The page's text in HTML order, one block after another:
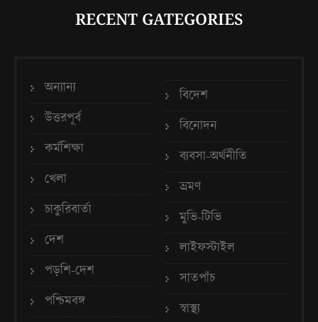
RECENT GATEGORIES
অন্যান্য
উত্তরপূর্ব
কর্মশিক্ষা
খেলা
চাকুরিবার্তা
দেশ
পড়শি-দেশ
পশ্চিমবঙ্গ
বিদেশ
বিনোদন
ব্যবসা-অর্থনীতি
ভ্রমণ
মুভি-টিভি
লাইফস্টাইল
সাতপাঁচ
স্বাস্থ্য